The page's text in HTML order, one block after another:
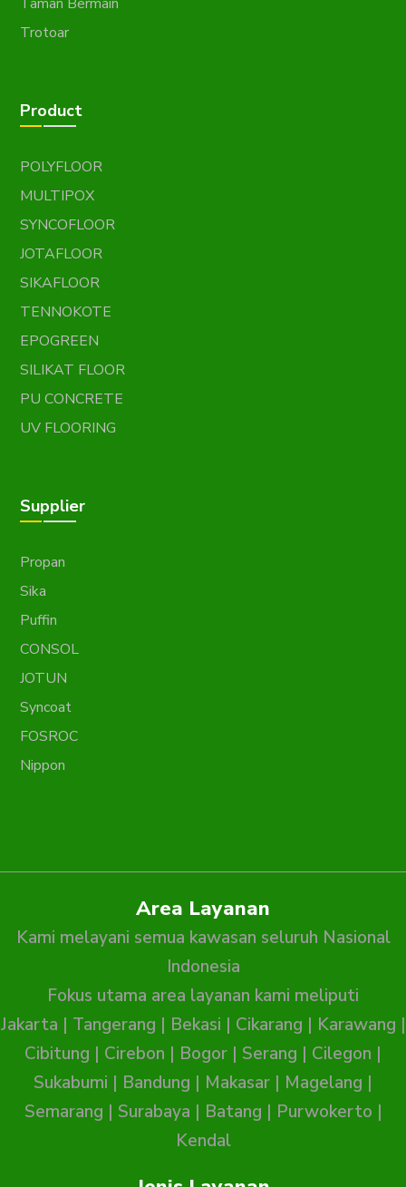
Trotoar
Product
POLYFLOOR
MULTIPOX
SYNCOFLOOR
JOTAFLOOR
SIKAFLOOR
TENNOKOTE
EPOGREEN
SILIKAT FLOOR
PU CONCRETE
UV FLOORING
Supplier
Propan
Sika
Puffin
CONSOL
JOTUN
Syncoat
FOSROC
Nippon
Area Layanan
Kami melayani semua kawasan seluruh Nasional
Indonesia
Fokus utama area layanan kami meliputi
Jakarta | Tangerang | Bekasi | Cikarang | Karawang |
Cibitung | Cirebon | Bogor | Serang | Cilegon |
Sukabumi | Bandung | Makasar | Magelang |
Semarang | Surabaya | Batang | Purwokerto |
Kendal